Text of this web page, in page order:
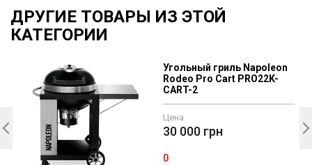
ДРУГИЕ ТОВАРЫ ИЗ ЭТОЙ
КАТЕГОРИИ
Угольный гриль Napoleon
Rodeo Pro Cart PRO22K-
CART-2
Цена
30 000 грн
0